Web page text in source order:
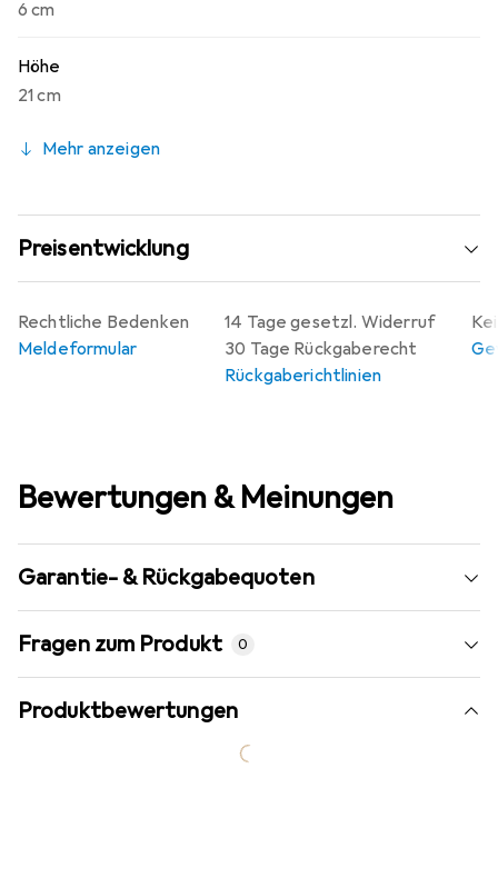
6 cm
Höhe
21 cm
Mehr anzeigen
Preisentwicklung
14 Tage gesetzl. Widerruf
30 Tage Rückgaberecht
Rückgaberichtlinien
Rechtliche Bedenken
Meldeformular
Bewertungen & Meinungen
Garantie- & Rückgabequoten
Fragen zum Produkt 0
Produktbewertungen